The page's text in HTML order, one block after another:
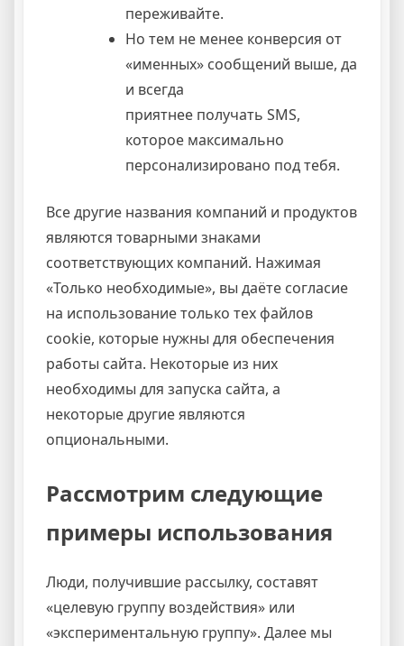
переживайте.
Но тем не менее конверсия от
«именных» сообщений выше, да
и всегда
приятнее получать SMS,
которое максимально
персонализировано под тебя.
Все другие названия компаний и продуктов
являются товарными знаками
соответствующих компаний. Нажимая
«Только необходимые», вы даёте согласие
на использование только тех файлов
cookie, которые нужны для обеспечения
работы сайта. Некоторые из них
необходимы для запуска сайта, а
некоторые другие являются
опциональными.
Рассмотрим следующие
примеры использования
Люди, получившие рассылку, составят
«целевую группу воздействия» или
«экспериментальную группу». Далее мы